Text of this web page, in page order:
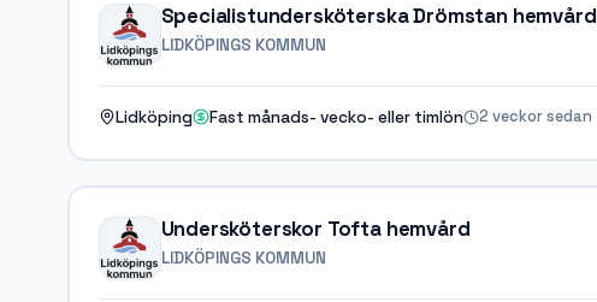
Specialistundersköterska Drömstan hemvård
LIDKÖPINGS KOMMUN
Lidköping Fast månads- vecko- eller timlön 2 veckor sedan
Undersköterskor Tofta hemvård
LIDKÖPINGS KOMMUN